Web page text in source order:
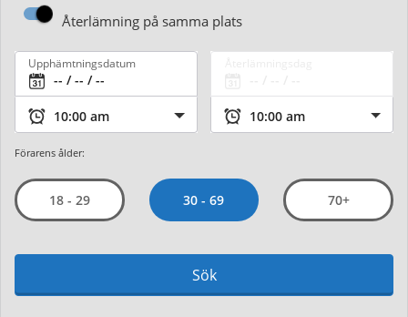
Återlämning på samma plats
Upphämtningsdatum
Förarens ålder:
18 - 29 30 - 69 70+
Sök